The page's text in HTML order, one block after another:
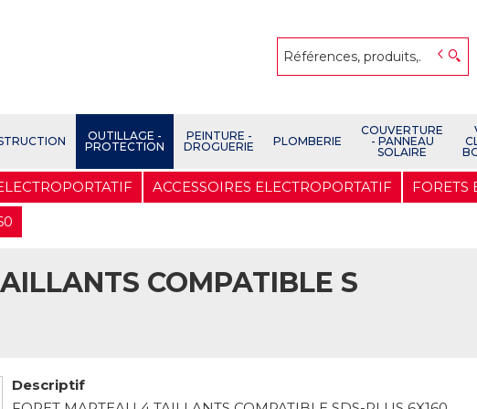
OUTILLAGE -
PROTECTION
PEINTURE -
DROGUERIE
PLOMBERIE
COUVERTURE
- PANNEAU
SOLAIRE
ACCESSOIRES ELECTROPORTATIF
FORETS
COMPATIBLE S
Descriptif